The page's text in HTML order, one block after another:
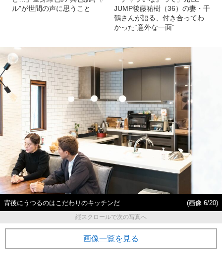
ル”が世間の声に思うこと
JUMP後藤祐樹（36）の妻・千
鶴さんが語る、付き合ってわ
かった“意外な一面”
背後にうつるのはこだわりのキッチンだ
(画像 6/20)
縦スクロールで次の写真へ
画像一覧を見る